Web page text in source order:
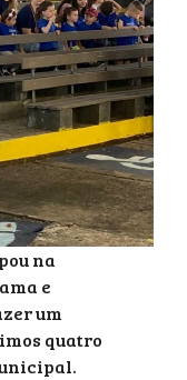
na
e
um
quatro